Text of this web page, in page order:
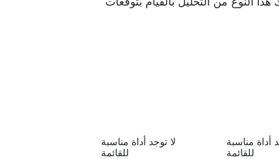
أداة مناسبة
للقائمة
لا توجد أداة مناسبة
للقائمة